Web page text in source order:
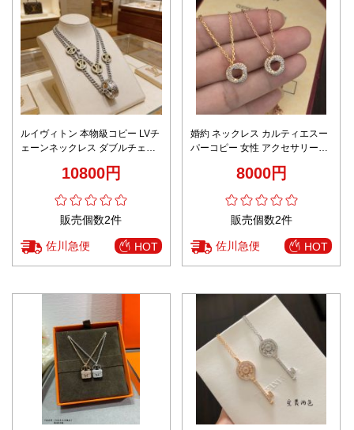
ルイヴィトン 本物級コピー LVチ
ェーンネックレス ダブルチェー
10800円
販売個数2件
佐川急便 HOT
婚約 ネックレス カルティエスー
パーコピー 女性 アクセサリー
8000円
販売個数2件
佐川急便 HOT